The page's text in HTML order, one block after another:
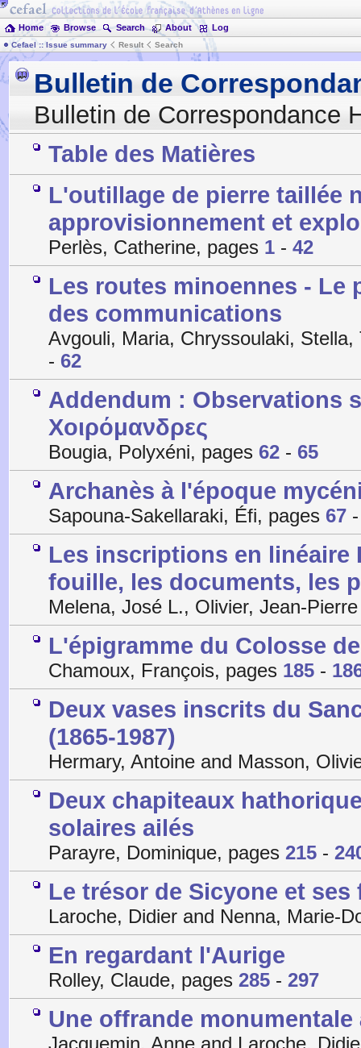
Home Browse Search About Log
Cefael :: Issue summary Result Search
Bulletin de
Bulletin de Correspondance
Table des Matières
L'outillage de pierre taillée
approvisionnement et
Perlès, Catherine, pages 1 - 42
Les routes minoennes - Le
des communications
Avgouli, Maria, Chryssoulaki,
- 62
Addendum : Observations
Χοιρόμανδρες
Bougia, Polyxéni, pages 62 - 65
Archanès à l'époque
Sapouna-Sakellaraki, Éfi, pages 67
Les inscriptions en linéaire
fouille, les documents, les
Melena, José L., Olivier, Jean-
L'épigramme du Colosse
Chamoux, François, pages 185 -
Deux vases inscrits du
(1865-1987)
Hermary, Antoine and Masson,
Deux chapiteaux
solaires ailés
Parayre, Dominique, pages 215 -
Le trésor de Sicyone et
Laroche, Didier and Nenna, Marie-
En regardant l'Aurige
Rolley, Claude, pages 285 - 297
Une offrande
Jacquemin, Anne and Laroche,